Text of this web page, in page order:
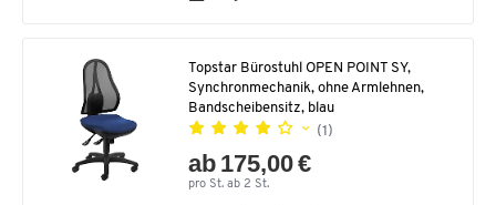
Topstar Bürostuhl OPEN POINT SY,
Synchronmechanik, ohne Armlehnen,
Bandscheibensitz, blau
(1)
ab 175,00 €
pro St. ab 2 St.